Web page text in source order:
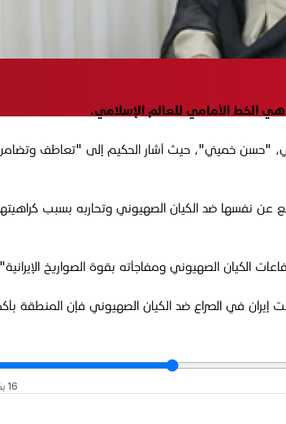
هي الخط الأمامي للعالم الإسلامي.
"حسن خميني"، حيث
نفسها ضد الکیان الصهيوني وتحاربه بسبب كراهيتهم
الكيان الصهيوني ومفاجأته بقوة الصواريخ
في الصراع ضد الکیان الصهيوني فإن المنطقة
16 بكسل